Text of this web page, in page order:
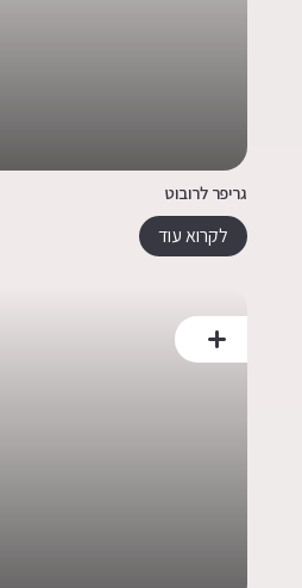
גריפר לרובוט
לקרוא עוד